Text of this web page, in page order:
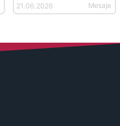
21.06.2026 Mesaje